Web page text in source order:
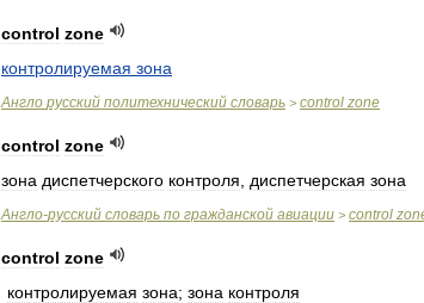
control zone
контролируемая зона
Англо русский политехнический словарь > control zone
control zone
зона диспетчерского контроля диспетчерская зона
Англо-русский словарь по гражданской авиации > control
control zone
контролируемая зона; зона контроля